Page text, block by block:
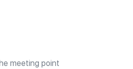
meeting point